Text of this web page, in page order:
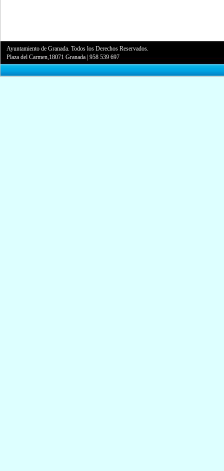
Ayuntamiento de Granada. Todos los Derechos Reservados.
Plaza del Carmen,18071 Granada |958 539 697